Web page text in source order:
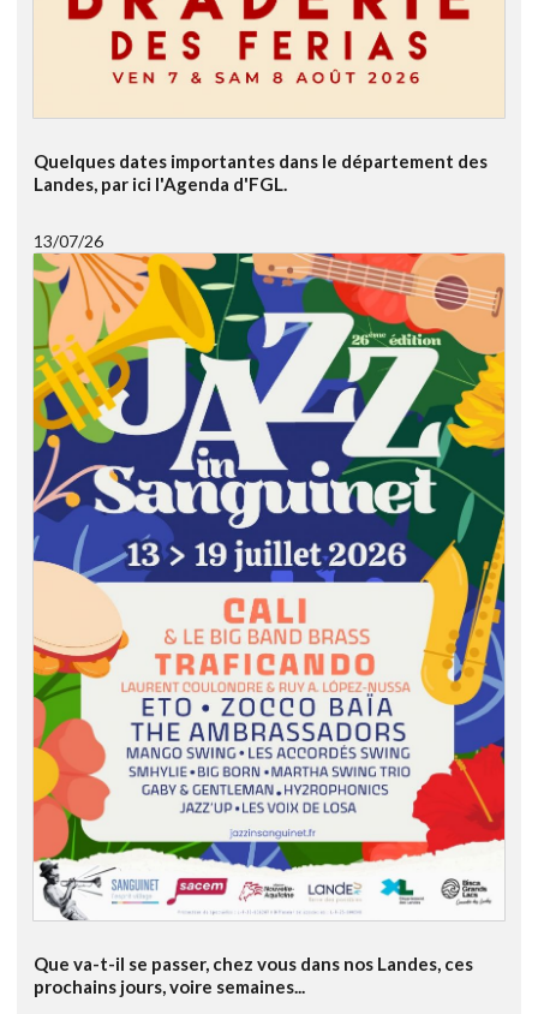
Quelques dates importantes dans le département des
Landes, par ici l'Agenda d'FGL.
13/07/26
Que va-t-il se passer, chez vous dans nos Landes, ces
prochains jours, voire semaines...